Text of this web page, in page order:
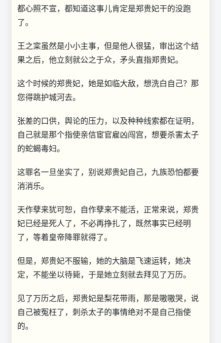
都心照不宣，都知道这事儿肯定是郑贵妃干的没跑
了。
王之寀虽然是小小主事，但是他人很猛，审出这个结
果之后，他立刻就公之于众，矛头直指郑贵妃。
这个时候的郑贵妃，她是如临大敌，想洗白自己？那
您得跳护城河去。
张差的口供，舆论的压力，以及种种线索都在证明，
自己就是那个指使亲信宦官雇凶闯宫，想要杀害太子
的蛇蝎毒妇。
这罪名一旦坐实了，别说郑贵妃自己，九族恐怕都要
消消乐。
天作孽来犹可恕，自作孽来不能活，正常来说，郑贵
妃已经是死人了，不必再挣扎了，既然事实已经明
了，等着皇帝降罪就得了。
但是，郑贵妃不服输，她的大脑是飞速运转，她决
定，不能坐以待毙，于是她立刻就去拜见了万历。
见了万历之后，郑贵妃是梨花带雨，那是嗷嗷哭，说
自己被冤枉了，刺杀太子的事情绝对不是自己指使
的。